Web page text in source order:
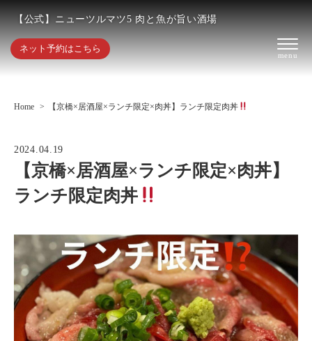
【公式】ニューツルマツ5 肉と魚が旨い酒場
ネット予約はこちら
Home 【京橋×居酒屋×ランチ限定×肉丼】ランチ限定肉丼
2024.04.19
【京橋×居酒屋×ランチ限定×肉丼】
ランチ限定肉丼